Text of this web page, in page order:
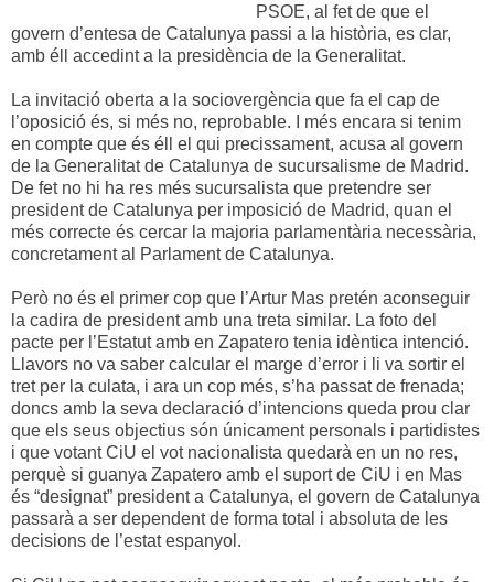
PSOE, al fet de que el
govern d’entesa de Catalunya passi a la història, es clar,
amb éll accedint a la presidència de la Generalitat.
La invitació oberta a la sociovergència que fa el cap de
l’oposició és, si més no, reprobable. I més encara si tenim
en compte que és éll el qui precissament, acusa al govern
de la Generalitat de Catalunya de sucursalisme de Madrid.
De fet no hi ha res més sucursalista que pretendre ser
president de Catalunya per imposició de Madrid, quan el
més correcte és cercar la majoria parlamentària necessària,
concretament al Parlament de Catalunya.
Però no és el primer cop que l’Artur Mas pretén aconseguir
la cadira de president amb una treta similar. La foto del
pacte per l’Estatut amb en Zapatero tenia idèntica intenció.
Llavors no va saber calcular el marge d’error i li va sortir el
tret per la culata, i ara un cop més, s’ha passat de frenada;
doncs amb la seva declaració d’intencions queda prou clar
que els seus objectius són únicament personals i partidistes
i que votant CiU el vot nacionalista quedarà en un no res,
perquè si guanya Zapatero amb el suport de CiU i en Mas
és “designat” president a Catalunya, el govern de Catalunya
passarà a ser dependent de forma total i absoluta de les
decisions de l’estat espanyol.